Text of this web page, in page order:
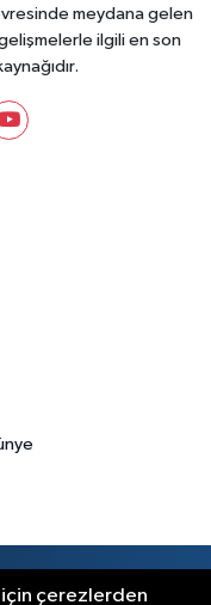
meydana gelen
ilgili en son
için çerezlerden